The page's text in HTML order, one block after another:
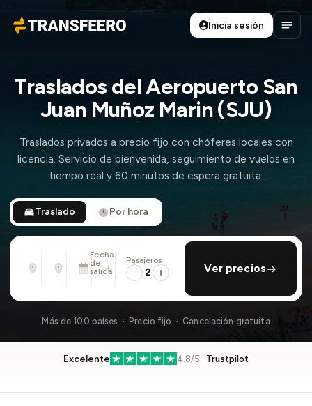
Transfeero
Inicia sesión
Abrir
Traslados del Aeropuerto San
Juan Muñoz Marin (SJU)
Traslados privados a precio fijo con chóferes locales con
licencia. Servicio de bienvenida, seguimiento de vuelos en
tiempo real y 60 minutos de espera gratuita.
Traslado Por hora
Desde
Dirección, aeropuerto, hotel, ...
Hasta
Dirección, aeropuerto, hotel, ...
Fecha
de
salida
Dom., 9 Ago. · 01:45 PM
añadir regreso
Pasajeros
2 Ver precios
Más de 100 países · Precio fijo · Cancelación gratuita
Excelente 4.8/5 · Trustpilot